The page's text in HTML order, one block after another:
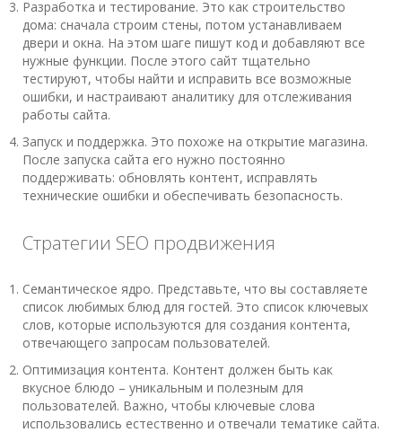
Разработка и тестирование. Это как строительство
дома: сначала строим стены, потом устанавливаем
двери и окна. На этом шаге пишут код и добавляют все
нужные функции. После этого сайт тщательно
тестируют, чтобы найти и исправить все возможные
ошибки, и настраивают аналитику для отслеживания
работы сайта.
Запуск и поддержка. Это похоже на открытие магазина.
После запуска сайта его нужно постоянно
поддерживать: обновлять контент, исправлять
технические ошибки и обеспечивать безопасность.
Стратегии SEO продвижения
Семантическое ядро. Представьте, что вы составляете
список любимых блюд для гостей. Это список ключевых
слов, которые используются для создания контента,
отвечающего запросам пользователей.
Оптимизация контента. Контент должен быть как
вкусное блюдо – уникальным и полезным для
пользователей. Важно, чтобы ключевые слова
использовались естественно и отвечали тематике сайта.